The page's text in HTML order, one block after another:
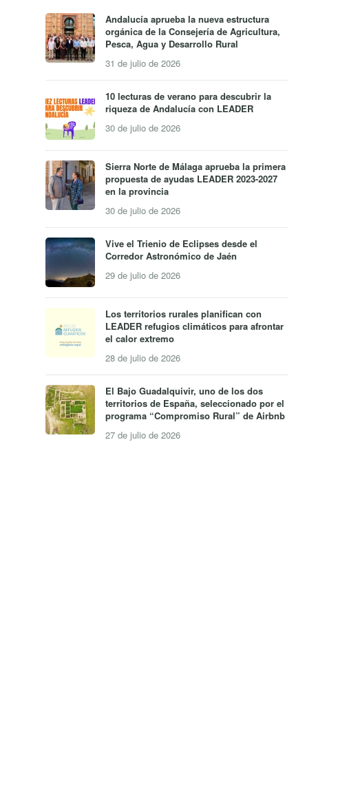
Andalucía aprueba la nueva estructura
orgánica de la Consejería de Agricultura,
Pesca, Agua y Desarrollo Rural
31 de julio de 2026
10 lecturas de verano para descubrir la
riqueza de Andalucía con LEADER
30 de julio de 2026
Sierra Norte de Málaga aprueba la primera
propuesta de ayudas LEADER 2023-2027
en la provincia
30 de julio de 2026
Vive el Trienio de Eclipses desde el
Corredor Astronómico de Jaén
29 de julio de 2026
Los territorios rurales planifican con
LEADER refugios climáticos para afrontar
el calor extremo
28 de julio de 2026
El Bajo Guadalquivir, uno de los dos
territorios de España, seleccionado por el
programa “Compromiso Rural” de Airbnb
27 de julio de 2026